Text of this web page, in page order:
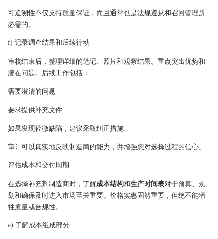
可追溯性不仅支持质量保证，而且通常也是法规遵从和召回管理所
必需的。
f) 记录调查结果和后续行动
审核结束后，整理详细的笔记、照片和观察结果。重点突出优势和
潜在问题。后续工作包括：
需要澄清的问题
要求提供补充文件
如果发现轻微缺陷，建议采取纠正措施
审计可以真实地反映制造商的能力，并增强您对选择过程的信心。
评估成本和交付周期
在选择补充剂制造商时，了解成本结构和生产时间表对于预算、规
划和确保及时进入市场至关重要。价格实惠固然重要，但绝不能牺
牲质量或合规性。
a) 了解成本组成部分